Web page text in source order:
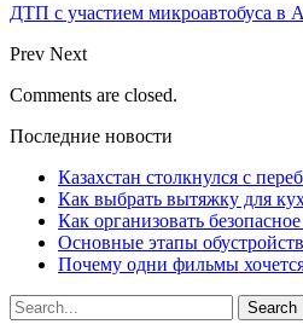
ДТП с участием микроавтобуса в
Prev Next
Comments are closed.
Последние новости
Казахстан столкнулся с
Как выбрать вытяжку для
Как организовать
Основные этапы
Почему одни фильмы